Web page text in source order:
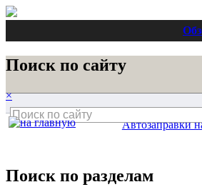
Поиск по сайту
×
Поиск по разделам
Автозаправки